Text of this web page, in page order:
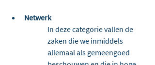
Netwerk
In deze categorie vallen de
zaken die we inmiddels
allemaal als gemeengoed